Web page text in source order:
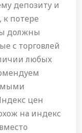
депозиту и
потере
должны
с торговлей
любых
цен
на индекс